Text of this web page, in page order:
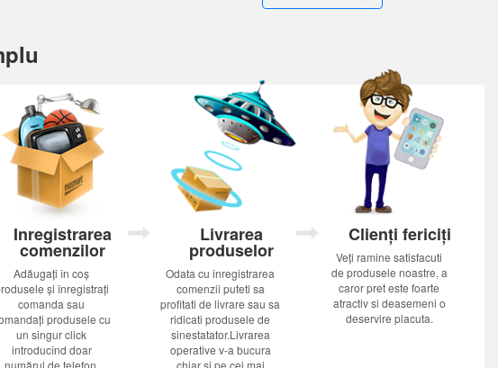
Inregistrarea
comenzilor
Adăugați în coș
și înregistrați
comanda sau
produsele cu
un singur click
introducînd doar
numărul de telefon.
Livrarea
produselor
Odata cu inregistrarea
comenzii puteti sa
profitati de livrare sau sa
ridicati produsele de
sinestatator.Livrarea
operative v-a bucura
chiar si pe cei mai
Clienți fericiți
Veți ramine satisfacuti
de produsele noastre, a
caror pret este foarte
atractiv si deasemeni o
deservire placuta.